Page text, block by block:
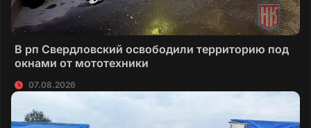
В рп Свердловский освободили территорию под
окнами от мототехники
07.08.2026